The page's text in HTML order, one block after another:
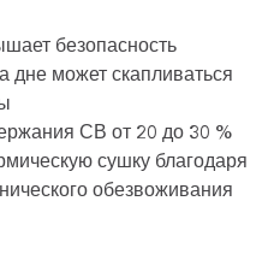
безопасность
дне может скапливаться
СВ от 20 до 30 %
сушку благодаря
обезвоживания